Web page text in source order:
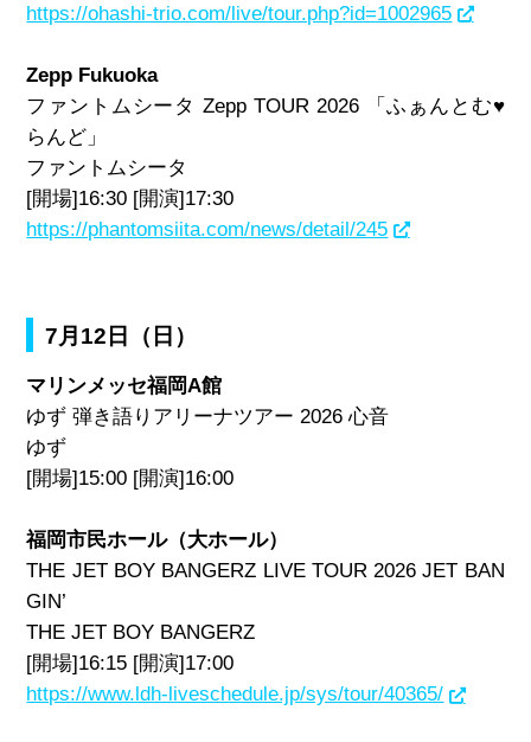
https://ohashi-trio.com/live/tour.php?id=1002965
Zepp Fukuoka
ファントムシータ Zepp TOUR 2026 「ふぁんとむ♥
らんど」
ファントムシータ
[開場]16:30 [開演]17:30
https://phantomsiita.com/news/detail/245
7月12日（日）
マリンメッセ福岡A館
ゆず 弾き語りアリーナツアー 2026 心音
ゆず
[開場]15:00 [開演]16:00
福岡市民ホール（大ホール）
THE JET BOY BANGERZ LIVE TOUR 2026 JET BAN
GIN’
THE JET BOY BANGERZ
[開場]16:15 [開演]17:00
https://www.ldh-liveschedule.jp/sys/tour/40365/